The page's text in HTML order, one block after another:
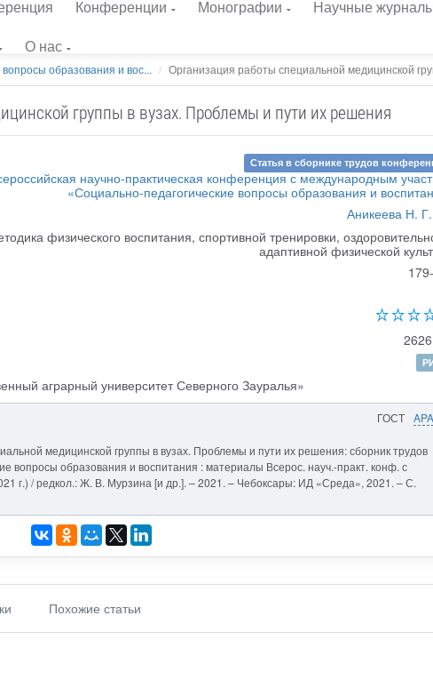
Конференции Монографии
Научные
О нас
образования и вос... Организация работы специальной медицинской
группы в вузах. Проблемы и пути их решения
Статья в сборнике трудов
научно-практическая конференция с международным
«Социально-педагогические вопросы образования и
Аникеева Н. Г.
физического воспитания, спортивной тренировки,
адаптивной физической
аграрный университет Северного Зауралья»
ГОСТ APA
медицинской группы в вузах. Проблемы и пути их решения: сборник трудов
вопросы образования и воспитания : материалы Всерос. науч.-практ. конф. с
г.) / редкол.: Ж. В. Мурзина [и др.]. – 2021. – Чебоксары: ИД «Среда», 2021. – С.
Похожие статьи